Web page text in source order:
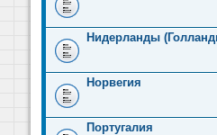
Нидерланды
Норвегия
Португалия